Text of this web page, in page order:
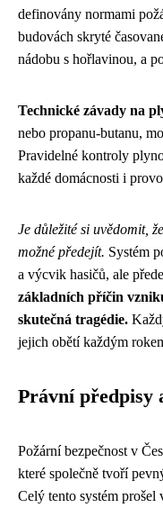
definovány normami
budovách skryté
nádobu s hořlavinou, a
Technické závady na
nebo propanu-butanu,
Pravidelné kontroly
každé domácnosti i
Je důležité si uvědomit,
možné předejít. Systém
a výcvik hasičů, ale
základních příčin
skutečná tragédie.
jejich obětí každým
Právní předpisy
Požární bezpečnost v
které společně tvoří
Celý tento systém